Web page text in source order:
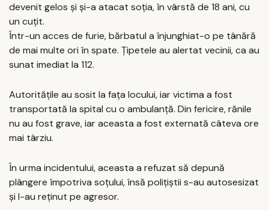
devenit gelos și și-a atacat soția, în vârstă de 18 ani, cu
un cuțit.
Într-un acces de furie, bărbatul a înjunghiat-o pe tânără
de mai multe ori în spate. Țipetele au alertat vecinii, ca au
sunat imediat la 112.
Autoritățile au sosit la fața locului, iar victima a fost
transportată la spital cu o ambulanță. Din fericire, rănile
nu au fost grave, iar aceasta a fost externată câteva ore
mai târziu.
În urma incidentului, aceasta a refuzat să depună
plângere împotriva soțului, însă polițiștii s-au autosesizat
și l-au reținut pe agresor.